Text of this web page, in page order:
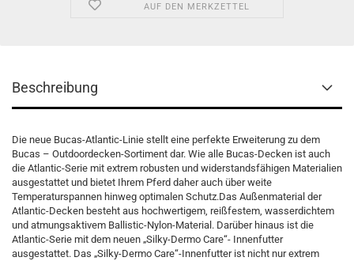
AUF DEN MERKZETTEL
Beschreibung
Die neue Bucas-Atlantic-Linie stellt eine perfekte Erweiterung zu dem
Bucas – Outdoordecken-Sortiment dar. Wie alle Bucas-Decken ist auch
die Atlantic-Serie mit extrem robusten und widerstandsfähigen Materialien
ausgestattet und bietet Ihrem Pferd daher auch über weite
Temperaturspannen hinweg optimalen Schutz.Das Außenmaterial der
Atlantic-Decken besteht aus hochwertigem, reißfestem, wasserdichtem
und atmungsaktivem Ballistic-Nylon-Material. Darüber hinaus ist die
Atlantic-Serie mit dem neuen „Silky-Dermo Care“- Innenfutter
ausgestattet. Das „Silky-Dermo Care“-Innenfutter ist nicht nur extrem